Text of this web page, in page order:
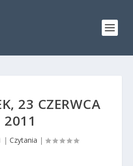
23 CZERWCA
2011
| Czytania |